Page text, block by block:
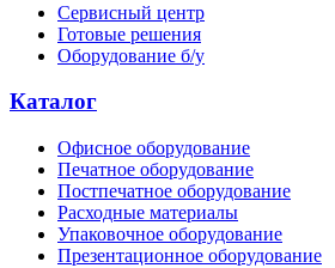
Сервисный центр
Готовые решения
Оборудование б/у
Каталог
Офисное оборудование
Печатное оборудование
Постпечатное оборудование
Расходные материалы
Упаковочное оборудование
Презентационное оборудование